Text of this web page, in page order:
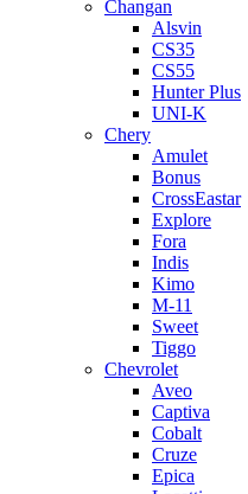
Changan
Alsvin
CS35
CS55
Hunter Plus
UNI-K
Chery
Amulet
Bonus
CrossEastar
Explore
Fora
Indis
Kimo
M-11
Sweet
Tiggo
Chevrolet
Aveo
Captiva
Cobalt
Cruze
Epica